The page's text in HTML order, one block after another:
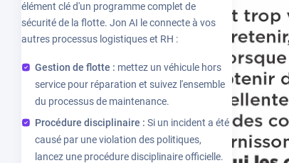
élément clé d'un programme complet de
sécurité de la flotte. Jon AI le connecte à vos
autres processus logistiques et RH :
Gestion de flotte : mettez un véhicule hors
service pour réparation et suivez l'ensemble
du processus de maintenance.
Procédure disciplinaire : Si un incident a été
causé par une violation des politiques,
lancez une procédure disciplinaire officielle.